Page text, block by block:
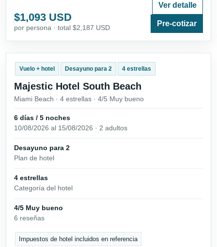
$1,093 USD
por persona · total $2,187 USD
Ver detalle
Pre-cotizar
Vuelo + hotel Desayuno para 2 4 estrellas
Majestic Hotel South Beach
Miami Beach · 4 estrellas · 4/5 Muy bueno
6 días / 5 noches
10/08/2026 al 15/08/2026 · 2 adultos
Desayuno para 2
Plan de hotel
4 estrellas
Categoría del hotel
4/5 Muy bueno
6 reseñas
Impuestos de hotel incluidos en referencia